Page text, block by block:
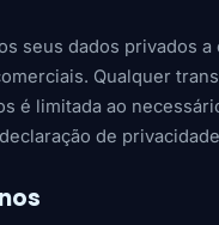
seus dados privados a
Qualquer
é limitada ao
de